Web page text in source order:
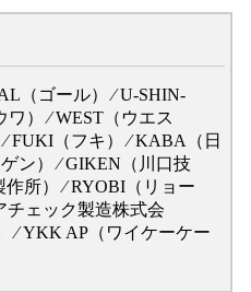
（ゴール） ⁄ U-SHIN-
） ⁄ WEST（ウエス
FUKI（フキ） ⁄ KABA（日
ン） ⁄ GIKEN（川口技
所） ⁄ RYOBI（リョー
チェック製造株式会
⁄ YKK AP（ワイケーケー